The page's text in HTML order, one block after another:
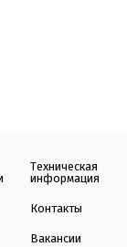
Техническая
информация
Контакты
Вакансии